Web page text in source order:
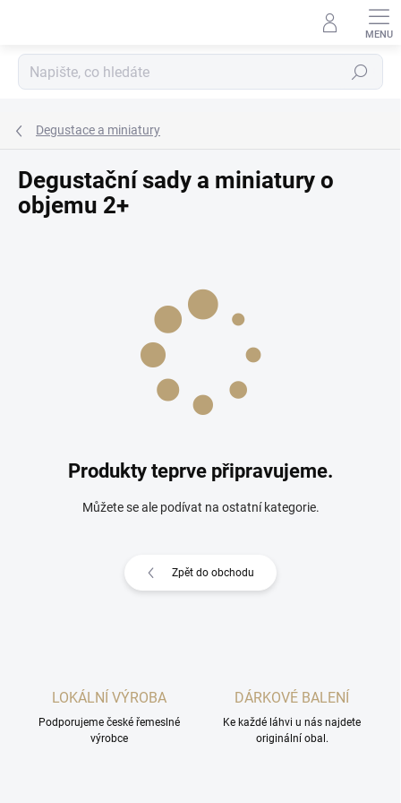
Hledat
Degustace a miniatury
Degustační sady a miniatury o
objemu 2+
Produkty teprve připravujeme.
Můžete se ale podívat na ostatní kategorie.
Zpět do obchodu
LOKÁLNÍ VÝROBA
Podporujeme české řemeslné
výrobce
DÁRKOVÉ BALENÍ
Ke každé láhvi u nás najdete
originální obal.